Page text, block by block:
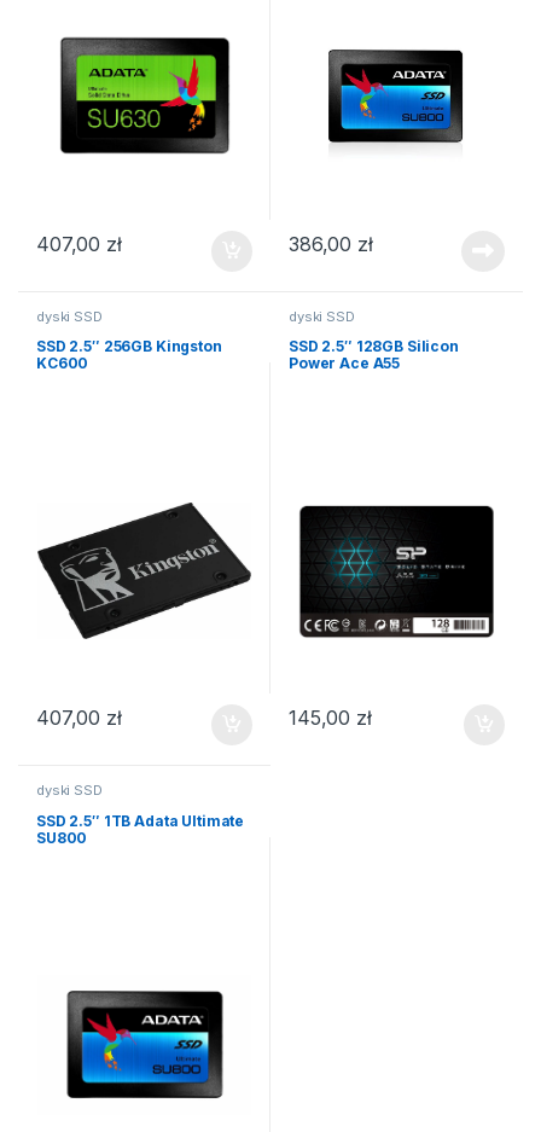
407,00 zł 386,00 zł
dyski SSD
SSD 2.5″ 256GB Kingston
KC600
407,00 zł
dyski SSD
SSD 2.5″ 128GB Silicon
Power Ace A55
145,00 zł
dyski SSD
SSD 2.5″ 1TB Adata Ultimate
SU800